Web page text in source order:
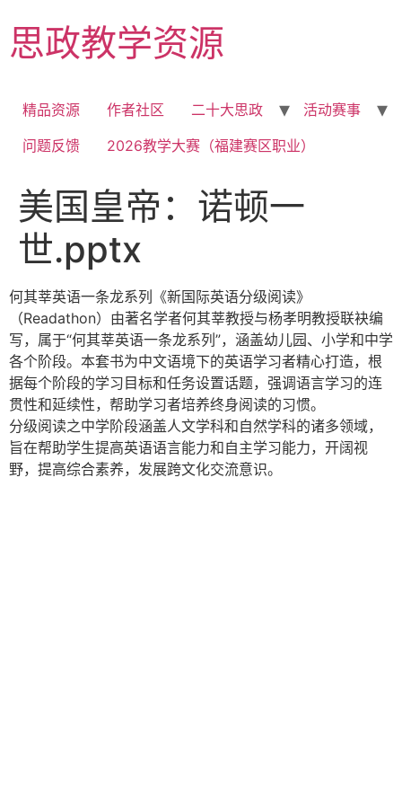
content
思政教学资源
精品资源 作者社区 二十大思政
活动赛事
问题反馈
2026教学大赛（福建赛区职业）
美国皇帝：诺顿一
世.pptx
何其莘英语一条龙系列《新国际英语分级阅读》
（Readathon）由著名学者何其莘教授与杨孝明教授联袂编
写，属于“何其莘英语一条龙系列”，涵盖幼儿园、小学和中学
各个阶段。本套书为中文语境下的英语学习者精心打造，根
据每个阶段的学习目标和任务设置话题，强调语言学习的连
贯性和延续性，帮助学习者培养终身阅读的习惯。
分级阅读之中学阶段涵盖人文学科和自然学科的诸多领域，
旨在帮助学生提高英语语言能力和自主学习能力，开阔视
野，提高综合素养，发展跨文化交流意识。